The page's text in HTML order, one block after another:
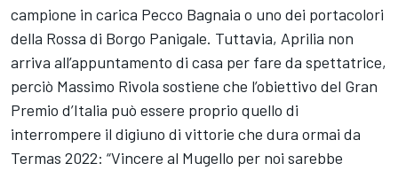
campione in carica Pecco Bagnaia o uno dei portacolori
della Rossa di Borgo Panigale. Tuttavia, Aprilia non
arriva all’appuntamento di casa per fare da spettatrice,
perciò Massimo Rivola sostiene che l’obiettivo del Gran
Premio d’Italia può essere proprio quello di
interrompere il digiuno di vittorie che dura ormai da
Termas 2022: “Vincere al Mugello per noi sarebbe